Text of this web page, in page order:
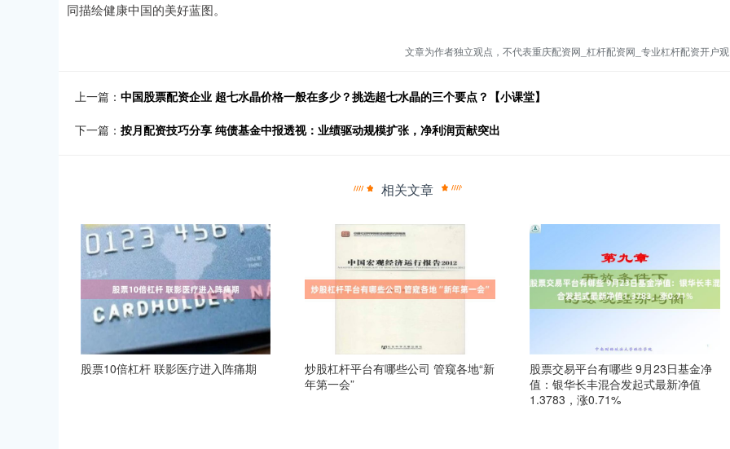
同描绘健康中国的美好蓝图。
文章为作者独立观点，不代表重庆配资网_杠杆配资网_专业杠杆配资开户
上一篇： 中国股票配资企业 超七水晶价格一般在多少？挑选超七水晶的三个要点？【小课堂】
下一篇： 按月配资技巧分享 纯债基金中报透视：业绩驱动规模扩张，净利润贡献突出
相关文章
股票10倍杠杆 联影医疗进入阵痛期
炒股杠杆平台有哪些公司 管窥各地“新
年第一会”
股票交易平台有哪些 9月23日基金净
值：银华长丰混合发起式最新净值
1.3783，涨0.71%